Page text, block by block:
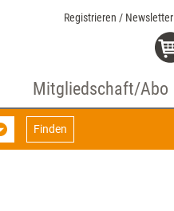
Registrieren / Newsletter
Mitgliedschaft/Abo
Finden